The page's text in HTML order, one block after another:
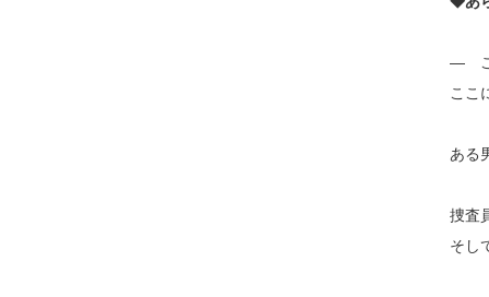
― こ
ここ
ある
捜査
そし